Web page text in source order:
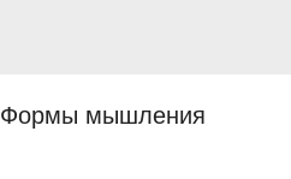
Формы мышления